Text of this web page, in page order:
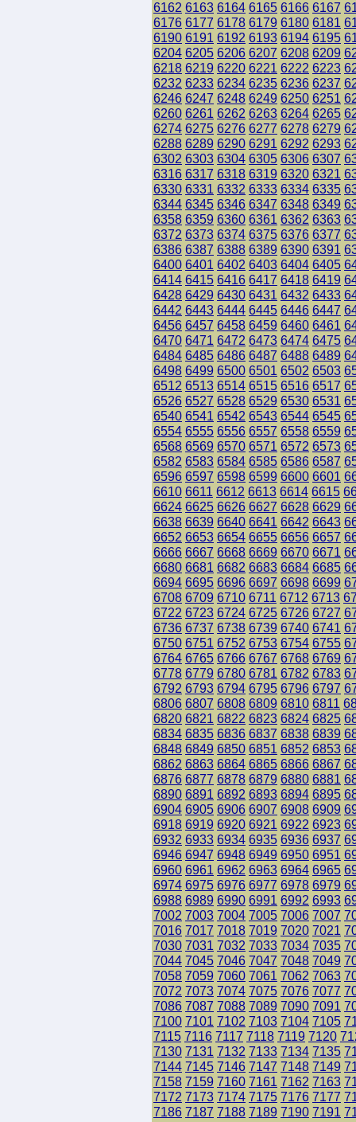
6162 6163 6164 6165 6166 6167
6176 6177 6178 6179 6180 6181
6190 6191 6192 6193 6194 6195
6204 6205 6206 6207 6208 6209
6218 6219 6220 6221 6222 6223
6232 6233 6234 6235 6236 6237
6246 6247 6248 6249 6250 6251
6260 6261 6262 6263 6264 6265
6274 6275 6276 6277 6278 6279
6288 6289 6290 6291 6292 6293
6302 6303 6304 6305 6306 6307
6316 6317 6318 6319 6320 6321
6330 6331 6332 6333 6334 6335
6344 6345 6346 6347 6348 6349
6358 6359 6360 6361 6362 6363
6372 6373 6374 6375 6376 6377
6386 6387 6388 6389 6390 6391
6400 6401 6402 6403 6404 6405
6414 6415 6416 6417 6418 6419
6428 6429 6430 6431 6432 6433
6442 6443 6444 6445 6446 6447
6456 6457 6458 6459 6460 6461
6470 6471 6472 6473 6474 6475
6484 6485 6486 6487 6488 6489
6498 6499 6500 6501 6502 6503
6512 6513 6514 6515 6516 6517
6526 6527 6528 6529 6530 6531
6540 6541 6542 6543 6544 6545
6554 6555 6556 6557 6558 6559
6568 6569 6570 6571 6572 6573
6582 6583 6584 6585 6586 6587
6596 6597 6598 6599 6600 6601
6610 6611 6612 6613 6614 6615
6624 6625 6626 6627 6628 6629
6638 6639 6640 6641 6642 6643
6652 6653 6654 6655 6656 6657
6666 6667 6668 6669 6670 6671
6680 6681 6682 6683 6684 6685
6694 6695 6696 6697 6698 6699
6708 6709 6710 6711 6712 6713
6722 6723 6724 6725 6726 6727
6736 6737 6738 6739 6740 6741
6750 6751 6752 6753 6754 6755
6764 6765 6766 6767 6768 6769
6778 6779 6780 6781 6782 6783
6792 6793 6794 6795 6796 6797
6806 6807 6808 6809 6810 6811
6820 6821 6822 6823 6824 6825
6834 6835 6836 6837 6838 6839
6848 6849 6850 6851 6852 6853
6862 6863 6864 6865 6866 6867
6876 6877 6878 6879 6880 6881
6890 6891 6892 6893 6894 6895
6904 6905 6906 6907 6908 6909
6918 6919 6920 6921 6922 6923
6932 6933 6934 6935 6936 6937
6946 6947 6948 6949 6950 6951
6960 6961 6962 6963 6964 6965
6974 6975 6976 6977 6978 6979
6988 6989 6990 6991 6992 6993
7002 7003 7004 7005 7006 7007
7016 7017 7018 7019 7020 7021
7030 7031 7032 7033 7034 7035
7044 7045 7046 7047 7048 7049
7058 7059 7060 7061 7062 7063
7072 7073 7074 7075 7076 7077
7086 7087 7088 7089 7090 7091
7100 7101 7102 7103 7104 7105
7115 7116 7117 7118 7119 7120
7130 7131 7132 7133 7134 7135
7144 7145 7146 7147 7148 7149
7158 7159 7160 7161 7162 7163
7172 7173 7174 7175 7176 7177
7186 7187 7188 7189 7190 7191